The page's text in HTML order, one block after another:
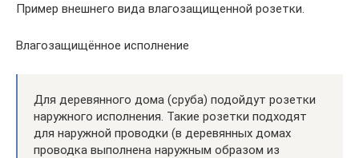
Пример внешнего вида влагозащищенной розетки.
Влагозащищённое исполнение
Для деревянного дома (сруба) подойдут розетки
наружного исполнения. Такие розетки подходят
для наружной проводки (в деревянных домах
проводка выполнена наружным образом из